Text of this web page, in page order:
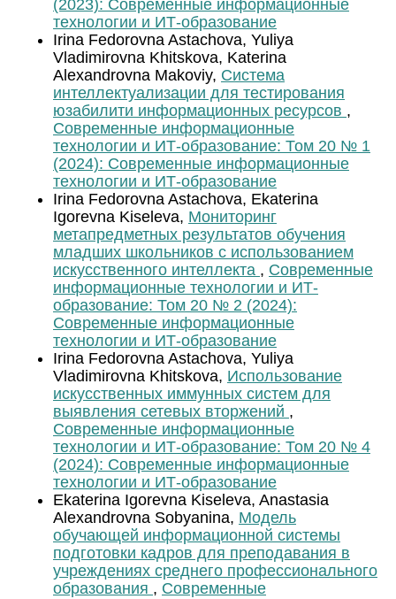
(2023): Современные информационные
технологии и ИТ-образование
Irina Fedorovna Astachova, Yuliya
Vladimirovna Khitskova, Katerina
Alexandrovna Makoviy, Система
интеллектуализации для тестирования
юзабилити информационных ресурсов ,
Современные информационные
технологии и ИТ-образование: Том 20 № 1
(2024): Современные информационные
технологии и ИТ-образование
Irina Fedorovna Astachova, Ekaterina
Igorevna Kiseleva, Мониторинг
метапредметных результатов обучения
младших школьников с использованием
искусственного интеллекта , Современные
информационные технологии и ИТ-
образование: Том 20 № 2 (2024):
Современные информационные
технологии и ИТ-образование
Irina Fedorovna Astachova, Yuliya
Vladimirovna Khitskova, Использование
искусственных иммунных систем для
выявления сетевых вторжений ,
Современные информационные
технологии и ИТ-образование: Том 20 № 4
(2024): Современные информационные
технологии и ИТ-образование
Ekaterina Igorevna Kiseleva, Anastasia
Alexandrovna Sobyanina, Модель
обучающей информационной системы
подготовки кадров для преподавания в
учреждениях среднего профессионального
образования , Современные